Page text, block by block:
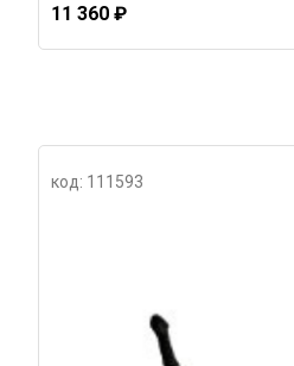
11 360 ₽
код: 111593